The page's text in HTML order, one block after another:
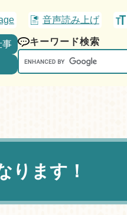
音声読み上げ
事
キーワード検索
Google
カ
索
ります！